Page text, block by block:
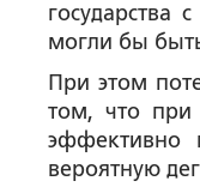
государства
могли бы
При этом
том, что при
эффективно
вероятную